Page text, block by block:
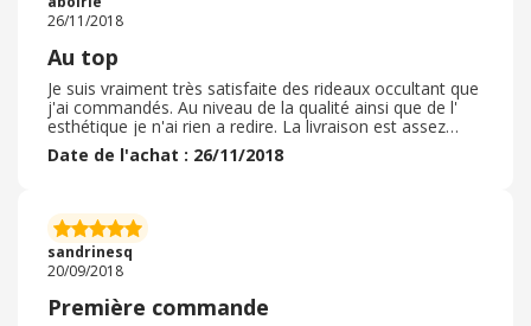
chez vous si l'occasion se présente ou à conseiller votre
boutique à des proches et amis.
26/11/2018
Au top
Je suis vraiment très satisfaite des rideaux occultant que
j'ai commandés. Au niveau de la qualité ainsi que de l'
esthétique je n'ai rien a redire. La livraison est assez
rapide J'ai pu équipé toute mes pièces de rideaux Home
Maison et de d'autres articles du site pour refaire la
recommande vivement ce marchand pour refaire votre
maison a neuf et en qualité matériels. Et en plus le
cashback n'est pas négligeable; Quoi demander de plus
;)
Date de l'achat : 26/11/2018
sandrinesq
20/09/2018
Première commande